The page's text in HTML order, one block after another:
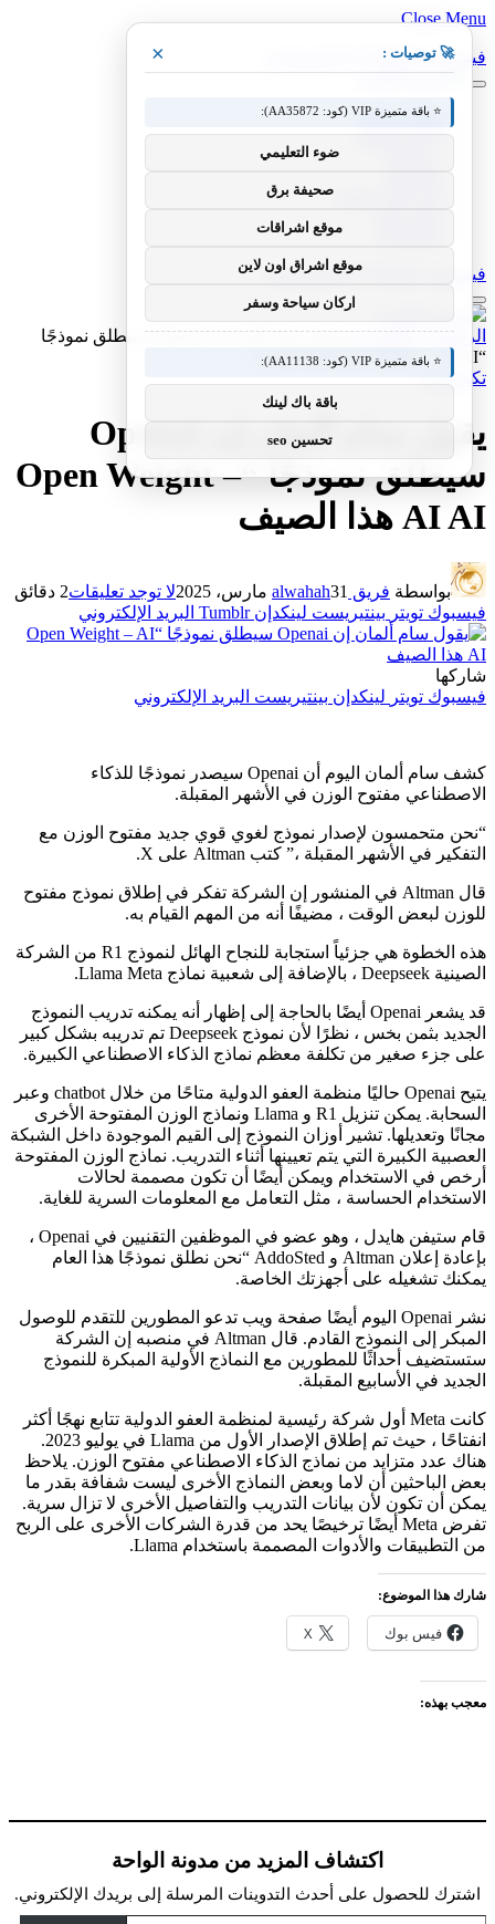
Close Menu
فيسبوك X (Twitter)
مقالات فنية
أخبار التقنية
فيسبوك X (Twitter) الانستغرام
الرئيسية»تكنولوجيا»
يقول سام ألمان إن Openai سيطلق نموذجًا
“Open Weight – AI AI هذا الصيف
تكنولوجيا
يقول سام ألمان إن Openai
سيطلق نموذجًا “Open Weight –
AI AI هذا الصيف
بواسطة فريق alwahah 31 مارس، 2025 لا توجد تعليقات2 دقائق
فيسبوك تويتر بينتيريست لينكدإن Tumblr البريد الإلكتروني
شاركها
فيسبوك تويتر لينكدإن بينتيريست البريد الإلكتروني
كشف سام ألمان اليوم أن Openai سيصدر نموذجًا للذكاء
الاصطناعي مفتوح الوزن في الأشهر المقبلة.
“نحن متحمسون لإصدار نموذج لغوي قوي جديد مفتوح الوزن مع
التفكير في الأشهر المقبلة ،” كتب Altman على X.
قال Altman في المنشور إن الشركة تفكر في إطلاق نموذج مفتوح
للوزن لبعض الوقت ، مضيفًا أنه من المهم القيام به.
هذه الخطوة هي جزئياً استجابة للنجاح الهائل لنموذج R1 من الشركة
الصينية Deepseek ، بالإضافة إلى شعبية نماذج Llama Meta.
قد يشعر Openai أيضًا بالحاجة إلى إظهار أنه يمكنه تدريب النموذج
الجديد بثمن بخس ، نظرًا لأن نموذج Deepseek تم تدريبه بشكل كبير
على جزء صغير من تكلفة معظم نماذج الذكاء الاصطناعي الكبيرة.
يتيح Openai حاليًا منظمة العفو الدولية متاحًا من خلال chatbot وعبر
السحابة. يمكن تنزيل R1 و Llama ونماذج الوزن المفتوحة الأخرى
مجانًا وتعديلها. تشير أوزان النموذج إلى القيم الموجودة داخل الشبكة
العصبية الكبيرة التي يتم تعيينها أثناء التدريب. نماذج الوزن المفتوحة
أرخص في الاستخدام ويمكن أيضًا أن تكون مصممة لحالات
الاستخدام الحساسة ، مثل التعامل مع المعلومات السرية للغاية.
قام ستيفن هايدل ، وهو عضو في الموظفين التقنيين في Openai ،
بإعادة إعلان Altman و AddoSted “نحن نطلق نموذجًا هذا العام
يمكنك تشغيله على أجهزتك الخاصة.
نشر Openai اليوم أيضًا صفحة ويب تدعو المطورين للتقدم للوصول
المبكر إلى النموذج القادم. قال Altman في منصبه إن الشركة
ستستضيف أحداثًا للمطورين مع النماذج الأولية المبكرة للنموذج
الجديد في الأسابيع المقبلة.
كانت Meta أول شركة رئيسية لمنظمة العفو الدولية تتابع نهجًا أكثر
انفتاحًا ، حيث تم إطلاق الإصدار الأول من Llama في يوليو 2023.
هناك عدد متزايد من نماذج الذكاء الاصطناعي مفتوح الوزن. يلاحظ
بعض الباحثين أن لاما وبعض النماذج الأخرى ليست شفافة بقدر ما
يمكن أن تكون لأن بيانات التدريب والتفاصيل الأخرى لا تزال سرية.
تفرض Meta أيضًا ترخيصًا يحد من قدرة الشركات الأخرى على الربح
من التطبيقات والأدوات المصممة باستخدام Llama.
شارك هذا الموضوع:
فيس بوك X
معجب بهذه:
اكتشاف المزيد من مدونة الواحة
اشترك للحصول على أحدث التدوينات المرسلة إلى بريدك الإلكتروني.
كتابة بريدك الإلكتروني...
🚀 توصيات : ×
⭐ باقة متميزة VIP (كود: AA35872):
ضوء التعليمي
صحيفة برق
موقع اشراقات
موقع اشراق اون لاين
اركان سياحة وسفر
⭐ باقة متميزة VIP (كود: AA11138):
باقة باك لينك
تحسين seo